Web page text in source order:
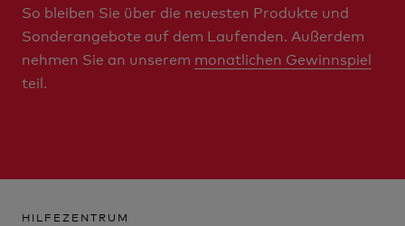
So bleiben Sie über die neuesten Produkte und
Sonderangebote auf dem Laufenden. Außerdem
nehmen Sie an unserem monatlichen Gewinnspiel
teil.
HILFEZENTRUM